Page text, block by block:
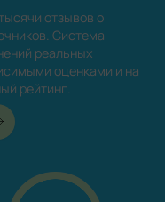
отзывов о
Система
реальных
оценками и на
рейтинг.